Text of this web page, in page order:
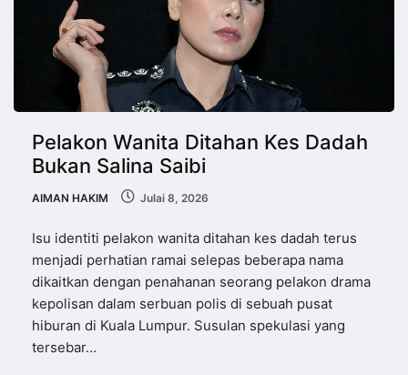
Pelakon Wanita Ditahan Kes Dadah
Bukan Salina Saibi
AIMAN HAKIM Julai 8, 2026
Isu identiti pelakon wanita ditahan kes dadah terus
menjadi perhatian ramai selepas beberapa nama
dikaitkan dengan penahanan seorang pelakon drama
kepolisan dalam serbuan polis di sebuah pusat
hiburan di Kuala Lumpur. Susulan spekulasi yang
tersebar…